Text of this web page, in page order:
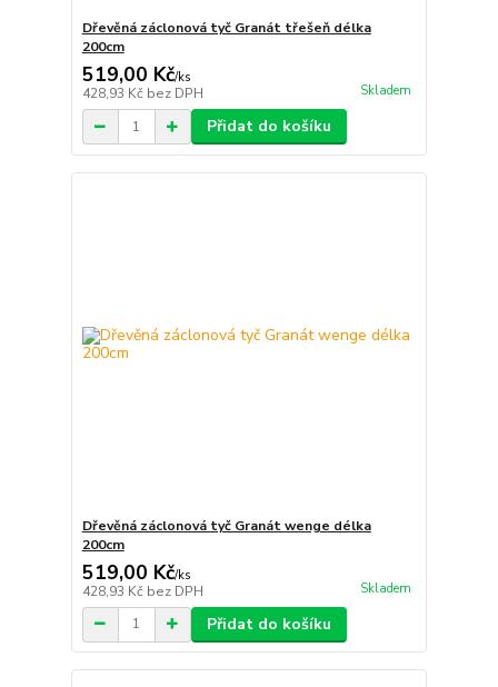
Dřevěná záclonová tyč Granát třešeň délka
200cm
519,00 Kč/ks
428,93 Kč bez DPH Skladem
Přidat do košíku
Dřevěná záclonová tyč Granát wenge délka
200cm
519,00 Kč/ks
428,93 Kč bez DPH Skladem
Přidat do košíku